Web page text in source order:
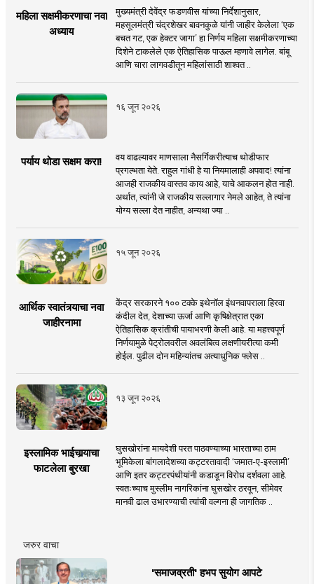
महिला सक्षमीकरणाचा नवा
अध्याय
मुख्यमंत्री देवेंद्र फडणवीस यांच्या निर्देशानुसार,
महसूलमंत्री चंद्रशेखर बावनकुळे यांनी जाहीर केलेला ‘एक
बचत गट, एक हेक्टर जागा’ हा निर्णय महिला सक्षमीकरणाच्या
दिशेने टाकलेले एक ऐतिहासिक पाऊल म्हणावे लागेल. बांबू
आणि चारा लागवडीतून महिलांसाठी शाश्वत ..
१६ जून २०२६
पर्याय थोडा सक्षम करा!
वय वाढल्यावर माणसाला नैसर्गिकरीत्याच थोडीफार
प्रगल्भता येते. राहुल गांधी हे या नियमालाही अपवाद! त्यांना
आजही राजकीय वास्तव काय आहे, याचे आकलन होत नाही.
अर्थात, त्यांनी जे राजकीय सल्लागार नेमले आहेत, ते त्यांना
योग्य सल्ला देत नाहीत, अन्यथा ज्या ..
१५ जून २०२६
आर्थिक स्वातंत्र्याचा नवा
जाहीरनामा
केंद्र सरकारने १०० टक्के इथेनॉल इंधनवापराला हिरवा
कंदील देत, देशाच्या ऊर्जा आणि कृषिक्षेत्रात एका
ऐतिहासिक क्रांतीची पायाभरणी केली आहे. या महत्त्वपूर्ण
निर्णयामुळे पेट्रोलवरील अवलंबित्व लक्षणीयरीत्या कमी
होईल. पुढील दोन महिन्यांतच अत्याधुनिक फ्लेस ..
१३ जून २०२६
इस्लामिक भाईचार्‍याचा
फाटलेला बुरखा
घुसखोरांना मायदेशी परत पाठवण्याच्या भारताच्या ठाम
भूमिकेला बांगलादेशच्या कट्टरतावादी ‘जमात-ए-इस्लामी’
आणि इतर कट्टरपंथीयांनी कडाडून विरोध दर्शवला आहे.
स्वतःच्याच मुस्लीम नागरिकांना घुसखोर ठरवून, सीमेवर
मानवी ढाल उभारण्याची त्यांची वल्गना ही जागतिक ..
जरुर वाचा
'समाजव्रती' हभप सुयोग आपटे